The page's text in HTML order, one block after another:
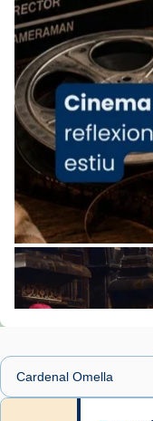
Foto
View on Facebook ·
1 week ago
«Avui les
ajuden a alçar
Mons. Sergi
presidit aquest
Santes de
🔗tinyurl.com/
📸 J. Merino